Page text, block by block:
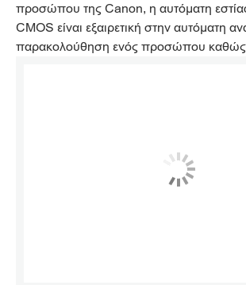
προσώπου της Canon, η αυτόματη
CMOS είναι εξαιρετική στην αυτόματη
παρακολούθηση ενός προσώπου καθώς